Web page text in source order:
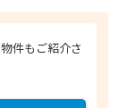
件もご紹介さ